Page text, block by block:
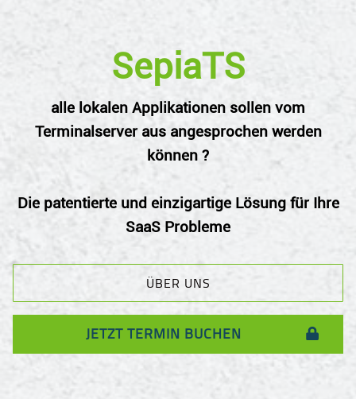
SepiaTS
alle lokalen Applikationen sollen vom
Terminalserver aus angesprochen werden
können ?
Die patentierte und einzigartige Lösung für Ihre
SaaS Probleme
ÜBER UNS
JETZT TERMIN BUCHEN